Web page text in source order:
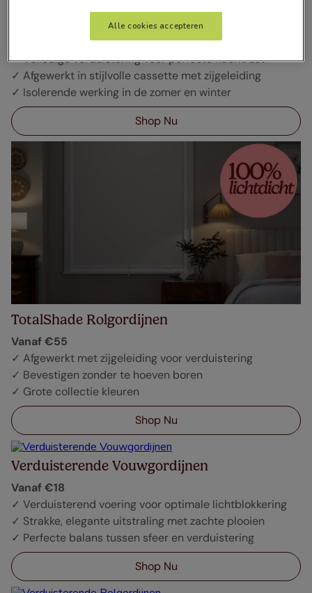
TotalShade Plisségordijnen
✓ Volledige verduistering voor perfecte nachtrust
✓ Afgewerkt in stijlvolle cassette met zijgeleiding
✓ Isolerende werking in de zomer en winter
Shop Nu
TotalShade Rolgordijnen
Vanaf €55
✓ Afgewerkt met zijgeleiding voor verduistering
✓ Bevestigen zonder te hoeven boren
✓ Grote collectie kleuren
Shop Nu
Verduisterende Vouwgordijnen
Vanaf €18
✓ Verduisterend voering voor optimale lichtblokkering
✓ Strakke, elegante uitstraling met zachte plooien
✓ Perfecte balans tussen sfeer en verduistering
Shop Nu
Alle cookies accepteren